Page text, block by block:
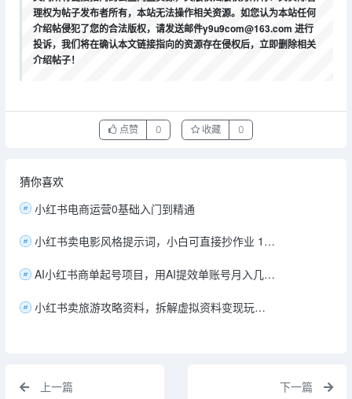
理权为帖子发布者所有，本站无法操作相关资源。如您认为本站任何
介绍帖侵犯了您的合法版权，请发送邮件y9u9com@163.com 进行
投诉，我们将在确认本文链接指向的资源存在侵权后，立即删除相关
介绍帖子！
点赞 0 收藏 0
猜你喜欢
小红书电商运营0基础入门到精通
小红书卖电影风格提示词，小白可直接抄作业 190M
AI小红书商单起号项目，用AI提效单账号月入几千 871M
小红书卖旅游攻略资料，拆解虚拟资料变现玩法 231M
上一篇
下一篇